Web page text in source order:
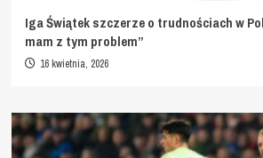
Iga Świątek szczerze o trudnościach w
mam z tym problem”
16 kwietnia, 2026